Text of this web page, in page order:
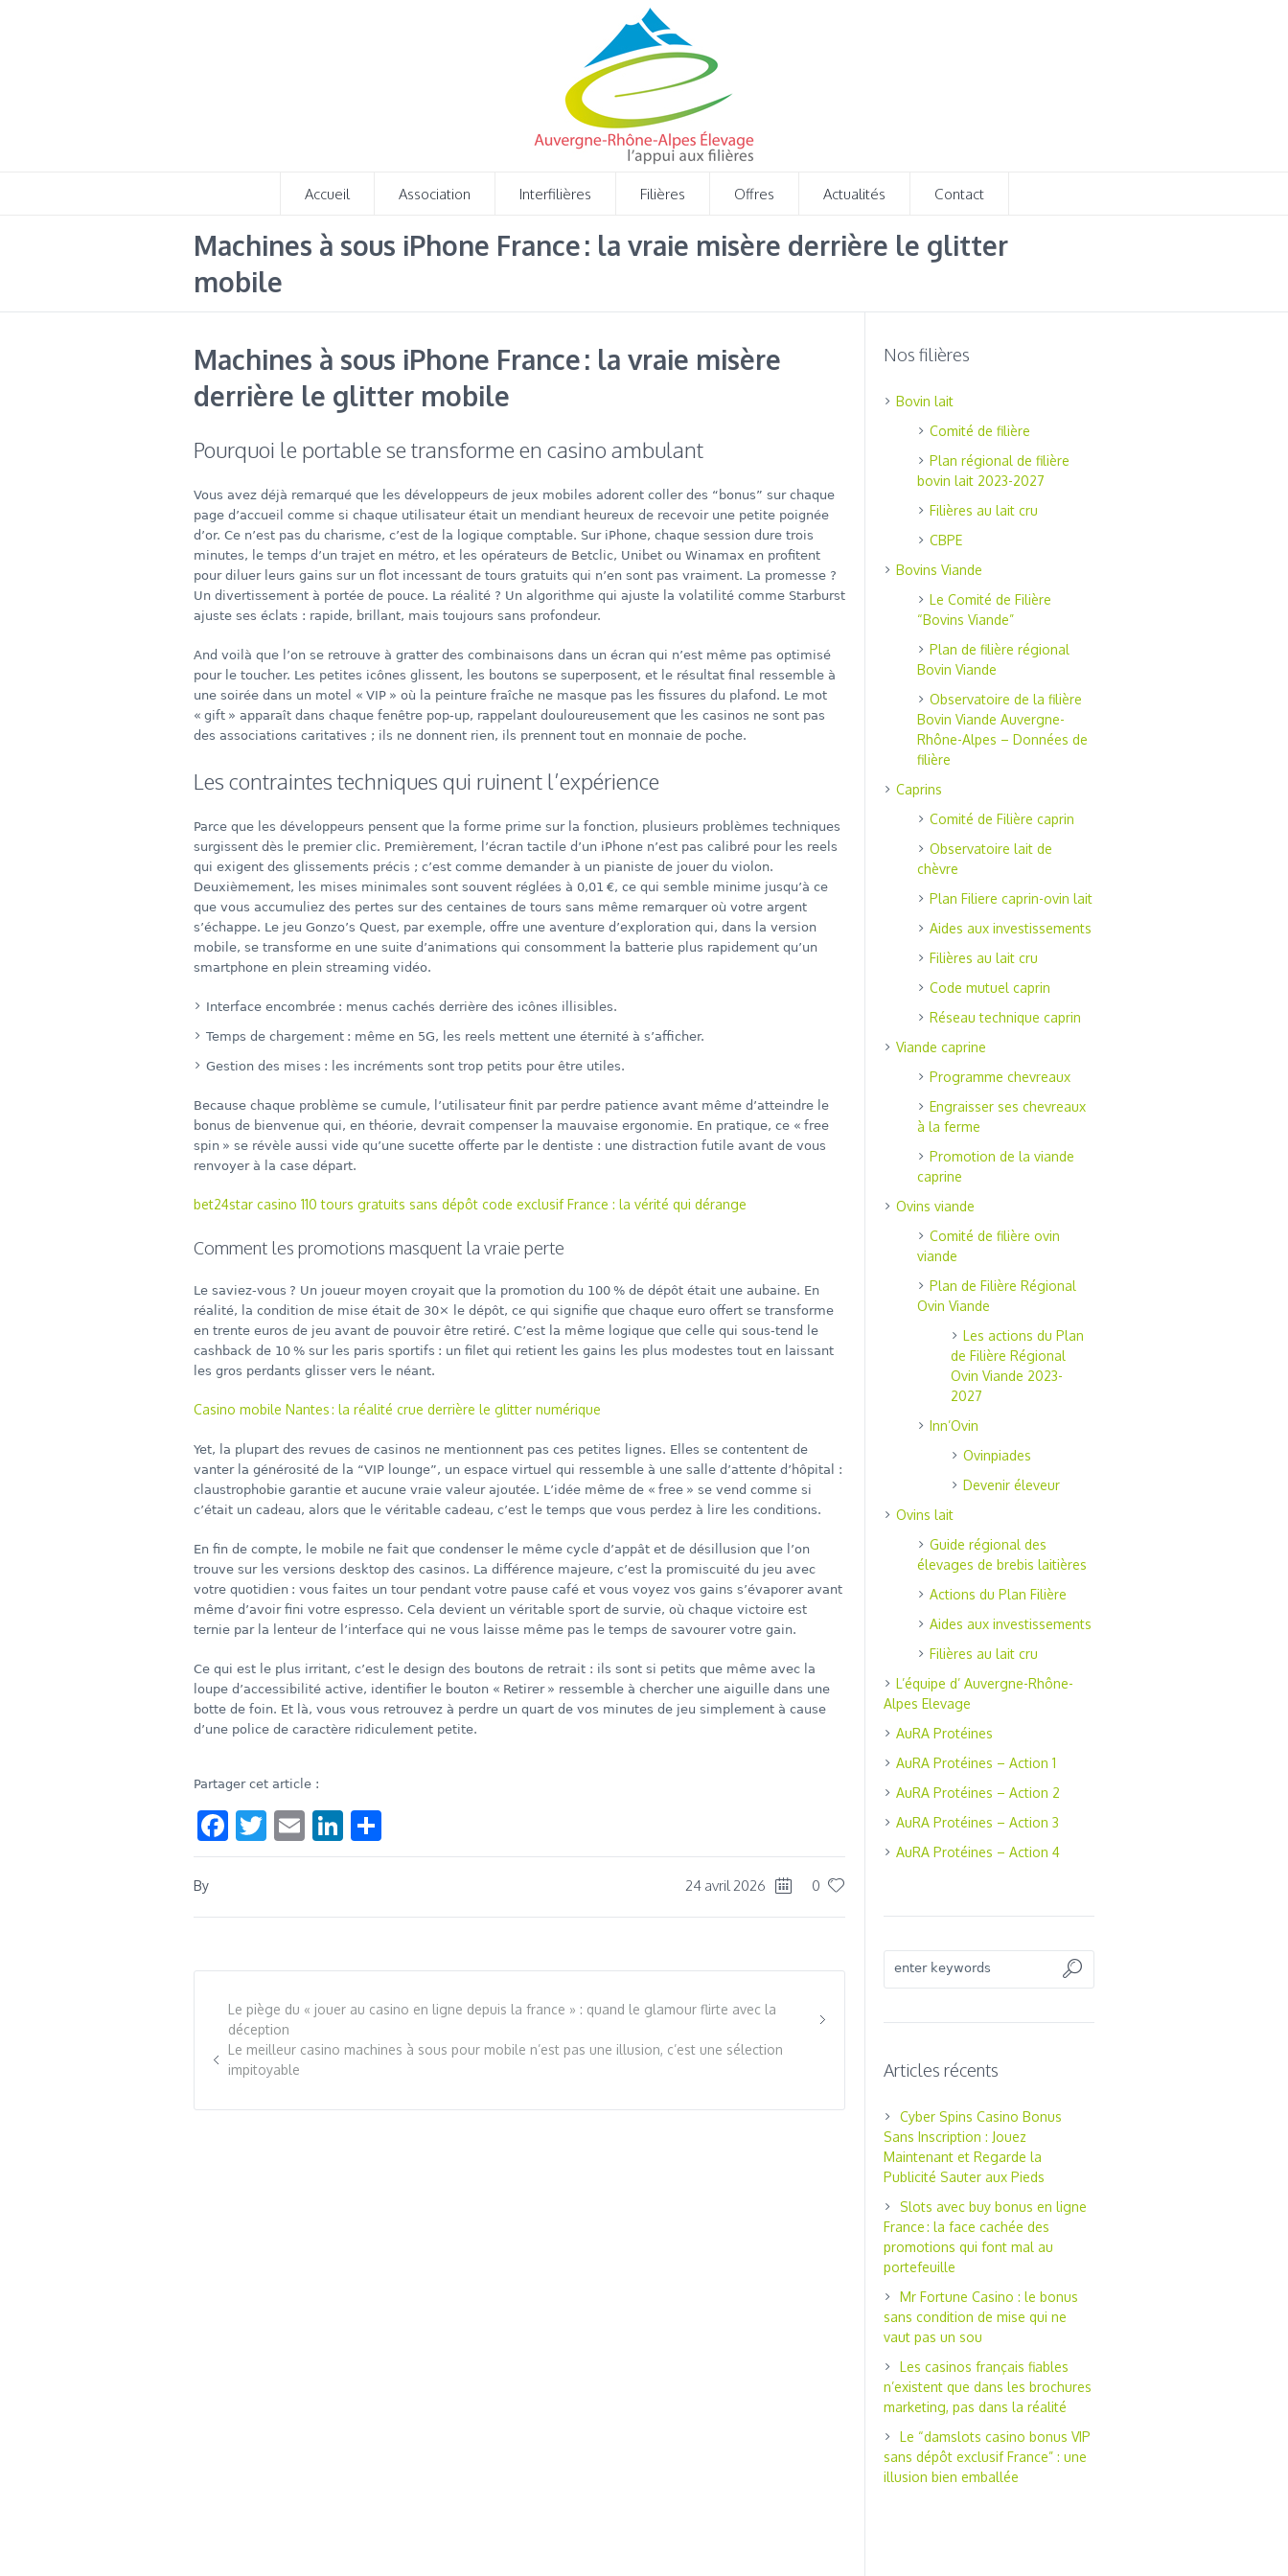
Accueil Association Interfilières Filières Offres Actualités Contact
Machines à sous iPhone France : la vraie misère derrière le glitter
mobile
Machines à sous iPhone France : la vraie misère
derrière le glitter mobile
Pourquoi le portable se transforme en casino ambulant
Vous avez déjà remarqué que les développeurs de jeux mobiles adorent coller des “bonus” sur chaque
page d’accueil comme si chaque utilisateur était un mendiant heureux de recevoir une petite poignée
d’or. Ce n’est pas du charisme, c’est de la logique comptable. Sur iPhone, chaque session dure trois
minutes, le temps d’un trajet en métro, et les opérateurs de Betclic, Unibet ou Winamax en profitent
pour diluer leurs gains sur un flot incessant de tours gratuits qui n’en sont pas vraiment. La promesse ?
Un divertissement à portée de pouce. La réalité ? Un algorithme qui ajuste la volatilité comme Starburst
ajuste ses éclats : rapide, brillant, mais toujours sans profondeur.
And voilà que l’on se retrouve à gratter des combinaisons dans un écran qui n’est même pas optimisé
pour le toucher. Les petites icônes glissent, les boutons se superposent, et le résultat final ressemble à
une soirée dans un motel « VIP » où la peinture fraîche ne masque pas les fissures du plafond. Le mot
« gift » apparaît dans chaque fenêtre pop‑up, rappelant douloureusement que les casinos ne sont pas
des associations caritatives ; ils ne donnent rien, ils prennent tout en monnaie de poche.
Les contraintes techniques qui ruinent l’expérience
Parce que les développeurs pensent que la forme prime sur la fonction, plusieurs problèmes techniques
surgissent dès le premier clic. Premièrement, l’écran tactile d’un iPhone n’est pas calibré pour les reels
qui exigent des glissements précis ; c’est comme demander à un pianiste de jouer du violon.
Deuxièmement, les mises minimales sont souvent réglées à 0,01 €, ce qui semble minime jusqu’à ce
que vous accumuliez des pertes sur des centaines de tours sans même remarquer où votre argent
s’échappe. Le jeu Gonzo’s Quest, par exemple, offre une aventure d’exploration qui, dans la version
mobile, se transforme en une suite d’animations qui consomment la batterie plus rapidement qu’un
smartphone en plein streaming vidéo.
Interface encombrée : menus cachés derrière des icônes illisibles.
Temps de chargement : même en 5G, les reels mettent une éternité à s’afficher.
Gestion des mises : les incréments sont trop petits pour être utiles.
Because chaque problème se cumule, l’utilisateur finit par perdre patience avant même d’atteindre le
bonus de bienvenue qui, en théorie, devrait compenser la mauvaise ergonomie. En pratique, ce « free
spin » se révèle aussi vide qu’une sucette offerte par le dentiste : une distraction futile avant de vous
renvoyer à la case départ.
bet24star casino 110 tours gratuits sans dépôt code exclusif France : la vérité qui dérange
Comment les promotions masquent la vraie perte
Le saviez‑vous ? Un joueur moyen croyait que la promotion du 100 % de dépôt était une aubaine. En
réalité, la condition de mise était de 30× le dépôt, ce qui signifie que chaque euro offert se transforme
en trente euros de jeu avant de pouvoir être retiré. C’est la même logique que celle qui sous-tend le
cashback de 10 % sur les paris sportifs : un filet qui retient les gains les plus modestes tout en laissant
les gros perdants glisser vers le néant.
Casino mobile Nantes : la réalité crue derrière le glitter numérique
Yet, la plupart des revues de casinos ne mentionnent pas ces petites lignes. Elles se contentent de
vanter la générosité de la “VIP lounge”, un espace virtuel qui ressemble à une salle d’attente d’hôpital :
claustrophobie garantie et aucune vraie valeur ajoutée. L’idée même de « free » se vend comme si
c’était un cadeau, alors que le véritable cadeau, c’est le temps que vous perdez à lire les conditions.
En fin de compte, le mobile ne fait que condenser le même cycle d’appât et de désillusion que l’on
trouve sur les versions desktop des casinos. La différence majeure, c’est la promiscuité du jeu avec
votre quotidien : vous faites un tour pendant votre pause café et vous voyez vos gains s’évaporer avant
même d’avoir fini votre espresso. Cela devient un véritable sport de survie, où chaque victoire est
ternie par la lenteur de l’interface qui ne vous laisse même pas le temps de savourer votre gain.
Ce qui est le plus irritant, c’est le design des boutons de retrait : ils sont si petits que même avec la
loupe d’accessibilité active, identifier le bouton « Retirer » ressemble à chercher une aiguille dans une
botte de foin. Et là, vous vous retrouvez à perdre un quart de vos minutes de jeu simplement à cause
d’une police de caractère ridiculement petite.
Partager cet article :
Facebook
Twitter
EmailLinkedIn
24 avril 2026 0
By
Le piège du « jouer au casino en ligne depuis la france » : quand le glamour flirte avec la
déception
Le meilleur casino machines à sous pour mobile n’est pas une illusion, c’est une sélection
impitoyable
Nos filières
Bovin lait
Comité de filière
Plan régional de filière
bovin lait 2023-2027
Filières au lait cru
CBPE
Bovins Viande
Le Comité de Filière
“Bovins Viande”
Plan de filière régional
Bovin Viande
Observatoire de la filière
Bovin Viande Auvergne-
Rhône-Alpes – Données de
filière
Caprins
Comité de Filière caprin
Observatoire lait de
chèvre
Plan Filiere caprin-ovin lait
Aides aux investissements
Filières au lait cru
Code mutuel caprin
Réseau technique caprin
Viande caprine
Programme chevreaux
Engraisser ses chevreaux
à la ferme
Promotion de la viande
caprine
Ovins viande
Comité de filière ovin
viande
Plan de Filière Régional
Ovin Viande
Les actions du Plan
de Filière Régional
Ovin Viande 2023-
2027
Inn’Ovin
Ovinpiades
Devenir éleveur
Ovins lait
Guide régional des
élevages de brebis laitières
Actions du Plan Filière
Aides aux investissements
Filières au lait cru
L’équipe d’ Auvergne-Rhône-
Alpes Elevage
AuRA Protéines
AuRA Protéines – Action 1
AuRA Protéines – Action 2
AuRA Protéines – Action 3
AuRA Protéines – Action 4
Articles récents
Cyber Spins Casino Bonus
Sans Inscription : Jouez
Maintenant et Regarde la
Publicité Sauter aux Pieds
Slots avec buy bonus en ligne
France : la face cachée des
promotions qui font mal au
portefeuille
Mr Fortune Casino : le bonus
sans condition de mise qui ne
vaut pas un sou
Les casinos français fiables
n’existent que dans les brochures
marketing, pas dans la réalité
Le “damslots casino bonus VIP
sans dépôt exclusif France” : une
illusion bien emballée